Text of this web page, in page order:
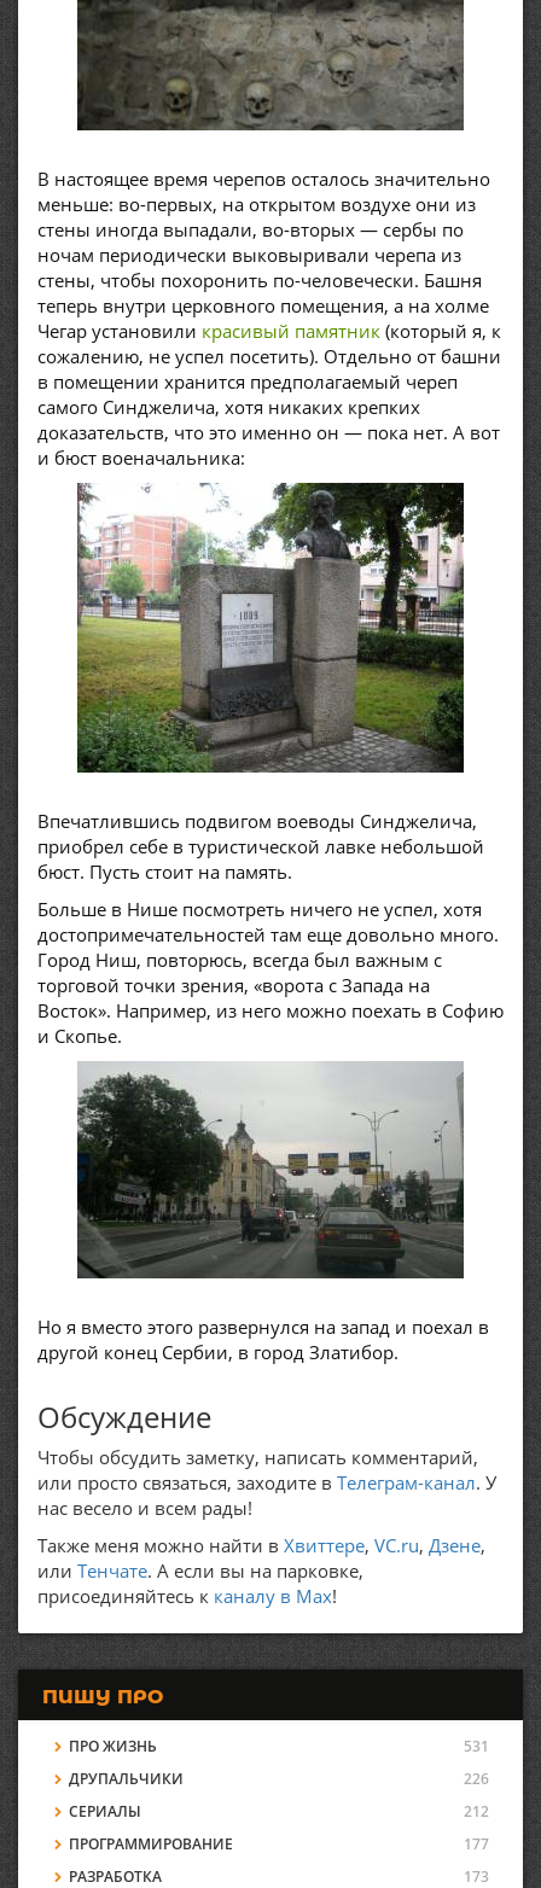
В настоящее время черепов осталось значительно
меньше: во-первых, на открытом воздухе они из
стены иногда выпадали, во-вторых — сербы по
ночам периодически выковыривали черепа из
стены, чтобы похоронить по-человечески. Башня
теперь внутри церковного помещения, а на холме
Чегар установили красивый памятник (который я, к
сожалению, не успел посетить). Отдельно от башни
в помещении хранится предполагаемый череп
самого Синджелича, хотя никаких крепких
доказательств, что это именно он — пока нет. А вот
и бюст военачальника:
Впечатлившись подвигом воеводы Синджелича,
приобрел себе в туристической лавке небольшой
бюст. Пусть стоит на память.
Больше в Нише посмотреть ничего не успел, хотя
достопримечательностей там еще довольно много.
Город Ниш, повторюсь, всегда был важным с
торговой точки зрения, «ворота с Запада на
Восток». Например, из него можно поехать в Софию
и Скопье.
Но я вместо этого развернулся на запад и поехал в
другой конец Сербии, в город Златибор.
Обсуждение
Чтобы обсудить заметку, написать комментарий,
или просто связаться, заходите в Телеграм-канал. У
нас весело и всем рады!
Также меня можно найти в Хвиттере, VC.ru, Дзене,
или Тенчате. А если вы на парковке,
присоединяйтесь к каналу в Max!
ПИШУ ПРО
ПРО ЖИЗНЬ
531
ДРУПАЛЬЧИКИ
226
СЕРИАЛЫ
212
ПРОГРАММИРОВАНИЕ
177
РАЗРАБОТКА
173